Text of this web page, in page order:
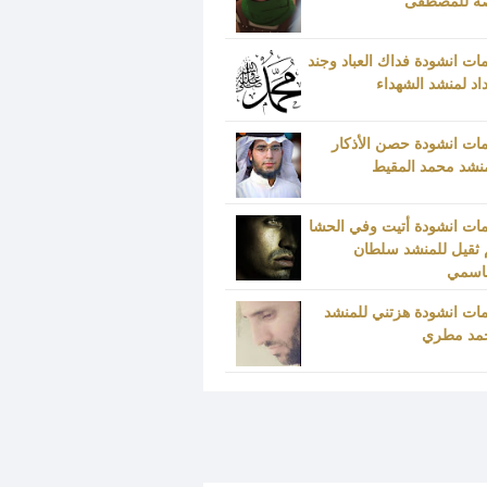
انشودة فداك العباد وجند
لمنشد الشهداء
انشودة حصن الأذكار
محمد المقيط
انشودة أتيت وفي الحشا
ثقيل للمنشد سلطان
انشودة هزتني للمنشد
مطري